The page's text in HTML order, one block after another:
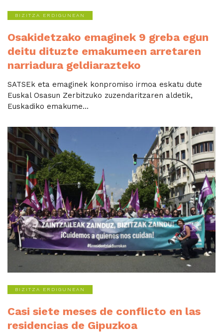
BIZITZA ERDIGUNEAN
Osakidetzako emaginek 9 greba egun
deitu dituzte emakumeen arretaren
narriadura geldiarazteko
SATSEk eta emaginek konpromiso irmoa eskatu dute
Euskal Osasun Zerbitzuko zuzendaritzaren aldetik,
Euskadiko emakume...
BIZITZA ERDIGUNEAN
Casi siete meses de conflicto en las
residencias de Gipuzkoa